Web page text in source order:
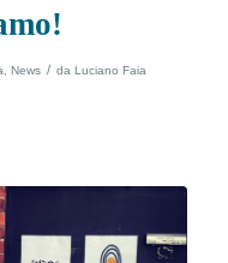
News / da Luciano Faia